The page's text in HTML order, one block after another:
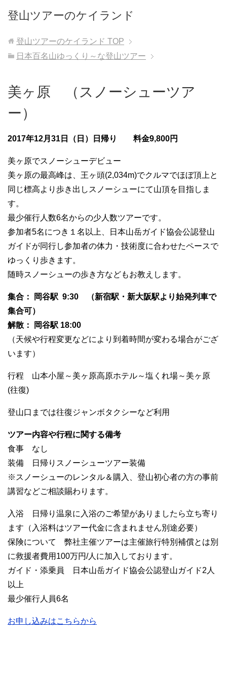
登山ツアーのケイランド
登山ツアーのケイランド TOP
日本百名山ゆっくり～な登山ツアー
美ヶ原 （スノーシューツア
ー）
2017年12月31日（日）日帰り 料金9,800円
美ヶ原でスノーシューデビュー
美ヶ原の最高峰は、王ヶ頭(2,034m)でクルマでほぼ頂上と
同じ標高より歩き出しスノーシューにて山頂を目指しま
す。
最少催行人数6名からの少人数ツアーです。
参加者5名につき１名以上、日本山岳ガイド協会公認登山
ガイドが同行し参加者の体力・技術度に合わせたペースで
ゆっくり歩きます。
随時スノーシューの歩き方などもお教えします。
集合： 岡谷駅 9:30 （新宿駅・新大阪駅より始発列車で
集合可）
解散： 岡谷駅 18:00
（天候や行程変更などにより到着時間が変わる場合がござ
います）
行程 山本小屋～美ヶ原高原ホテル～塩くれ場～美ヶ原
(往復)
登山口までは往復ジャンボタクシーなど利用
ツアー内容や行程に関する備考
食事 なし
装備 日帰りスノーシューツアー装備
※スノーシューのレンタル＆購入、登山初心者の方の事前
講習などご相談賜わります。
入浴 日帰り温泉に入浴のご希望がありましたら立ち寄り
ます（入浴料はツアー代金に含まれません別途必要）
保険について 弊社主催ツアーは主催旅行特別補償とは別
に救援者費用100万円/人に加入しております。
ガイド・添乗員 日本山岳ガイド協会公認登山ガイド2人
以上
最少催行人員6名
お申し込みはこちらから